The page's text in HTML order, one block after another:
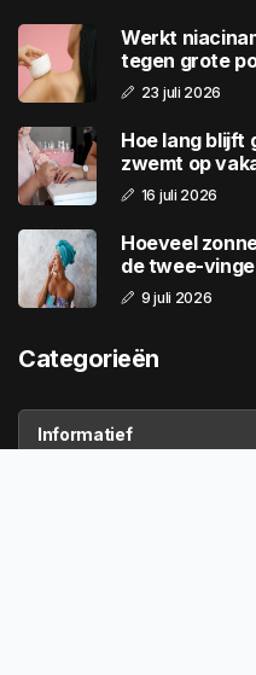
Werkt
tegen grote
23 juli 2026
Hoe lang blijft
zwemt op
16 juli 2026
Hoeveel
de twee-
9 juli 2026
Categorieën
Informatief